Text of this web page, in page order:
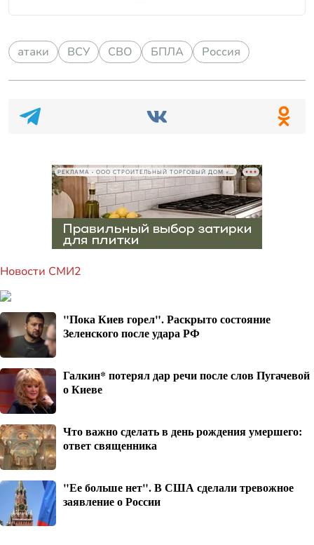
атаки ВСУ СВО БПЛА Россия
Новости СМИ2
"Пока Киев горел". Раскрыто состояние
Зеленского после удара РФ
Галкин* потерял дар речи после слов Пугачевой
о Киеве
Что важно сделать в день рождения умершего:
ответ священника
"Ее больше нет". В США сделали тревожное
заявление о России